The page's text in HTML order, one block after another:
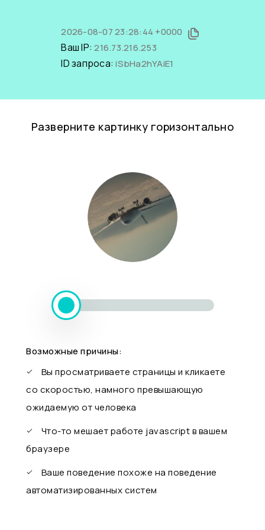
2026-08-07 23:28:44 +0000
Ваш IP:216.73.216.253
ID запроса:iSbHa2hYAiE1
Разверните картинку горизонтально
Возможные причины:
Вы просматриваете страницы и кликаете
со скоростью, намного превышающую
ожидаемую от человека
Что-то мешает работе javascript в вашем
браузере
Ваше поведение похоже на поведение
автоматизированных систем